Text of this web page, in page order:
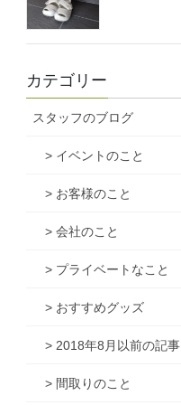
カテゴリー
スタッフのブログ
> イベントのこと
> お客様のこと
> 会社のこと
> プライベートなこと
> おすすめグッズ
> 2018年8月以前の記事
> 間取りのこと